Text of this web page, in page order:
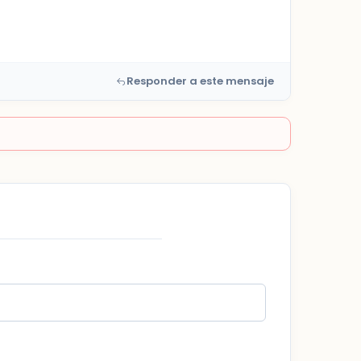
Responder a este mensaje